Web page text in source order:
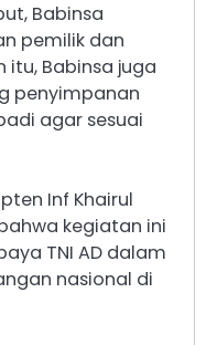
Babinsa
pemilik dan
itu, Babinsa juga
penyimpanan
agar sesuai
Inf Khairul
kegiatan ini
TNI AD dalam
nasional di